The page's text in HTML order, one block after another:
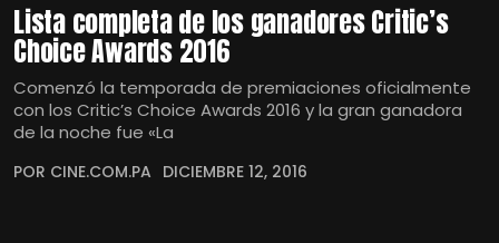
Lista completa de los ganadores Critic’s
Choice Awards 2016
Comenzó la temporada de premiaciones oficialmente
con los Critic’s Choice Awards 2016 y la gran ganadora
de la noche fue «La
POR CINE.COM.PA DICIEMBRE 12, 2016